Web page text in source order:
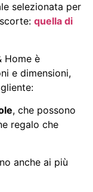
selezionata per
quella di
Home è
e dimensioni,
, che possono
regalo che
anche ai più